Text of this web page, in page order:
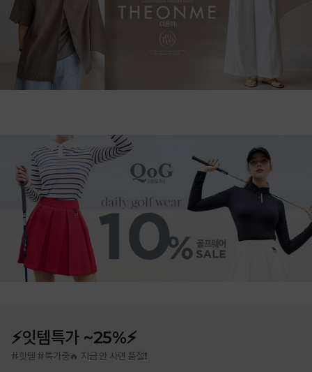
⚡잇템특가 ~25%⚡
#핫템 #특가중🔥 지금 안 사면 품절❗